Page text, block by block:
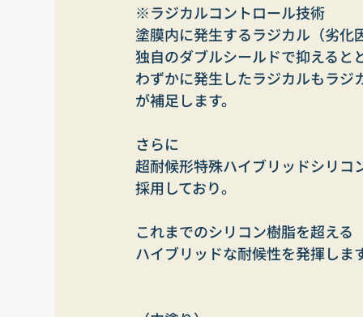
※ラジカルコントロール技術
塗膜内に発生するラジカル（劣化
独自のダブルシールドで抑えると
わずかに発生したラジカルもラジ
が補足します。
さらに
超耐候形特殊ハイブリッドシリコ
採用しており。
これまでのシリコン樹脂を超える
ハイブリッドな耐候性を発揮します